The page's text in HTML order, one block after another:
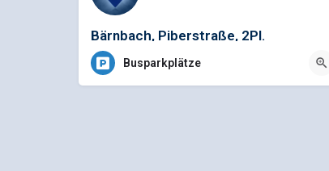
Bärnbach, Piberstraße, 2Pl.
Busparkplätze